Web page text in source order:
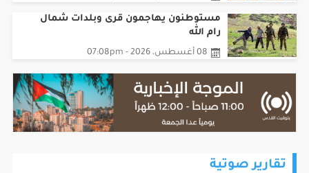
مستوطنون يهاجمون قرى وبلدات شمال
رام الله
08 أغسطس، 2026 - 07:08pm
تقارير صوتية